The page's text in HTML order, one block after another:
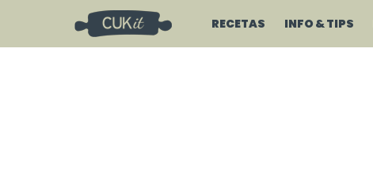
RECETAS INFO & TIPS